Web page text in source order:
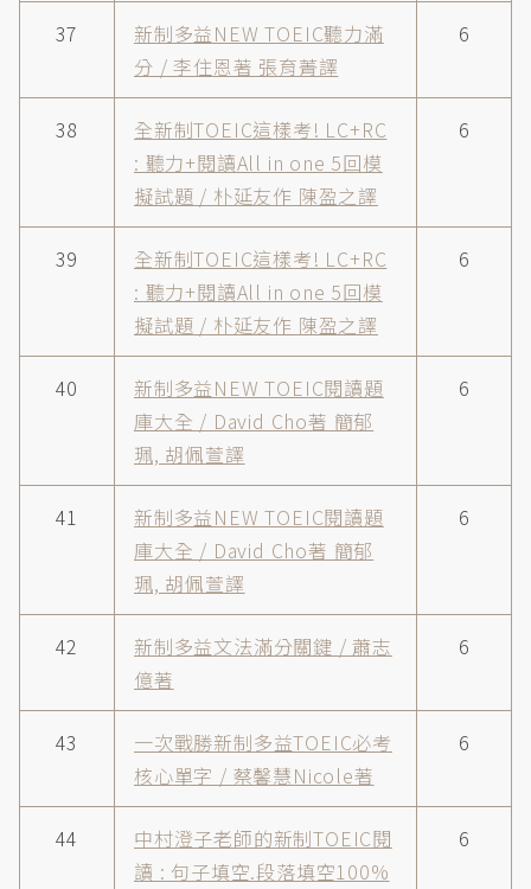
37
新制多益NEW TOEIC聽力滿
分 / 李住恩著 張育菁譯
6
38
全新制TOEIC這樣考! LC+RC
: 聽力+閱讀All in one 5回模
擬試題 / 朴延友作 陳盈之譯
6
39
全新制TOEIC這樣考! LC+RC
: 聽力+閱讀All in one 5回模
擬試題 / 朴延友作 陳盈之譯
6
40
新制多益NEW TOEIC閱讀題
庫大全 / David Cho著 簡郁
珮, 胡佩萱譯
6
41
新制多益NEW TOEIC閱讀題
庫大全 / David Cho著 簡郁
珮, 胡佩萱譯
6
42
新制多益文法滿分關鍵 / 蕭志
億著
6
43
一次戰勝新制多益TOEIC必考
核心單字 / 蔡馨慧Nicole著
6
44
中村澄子老師的新制TOEIC閱
讀 : 句子填空.段落填空100%
6